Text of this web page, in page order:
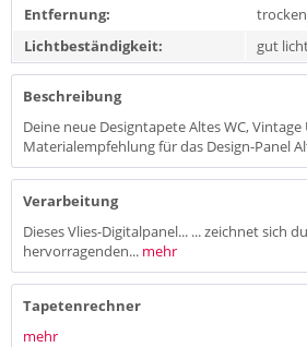
Entfernung:
Lichtbeständigkeit:
gut
Beschreibung
Deine neue Designtapete Altes WC, Vintage
Materialempfehlung für das Design-Panel
Verarbeitung
Dieses Vlies-Digitalpanel... ... zeichnet sich
hervorragenden... mehr
Tapetenrechner
mehr